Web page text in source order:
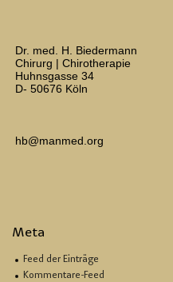
Dr. med. H. Biedermann
Chirurg | Chirotherapie
Huhnsgasse 34
D- 50676 Köln
hb@manmed.org
Meta
Feed der Einträge
Kommentare-Feed